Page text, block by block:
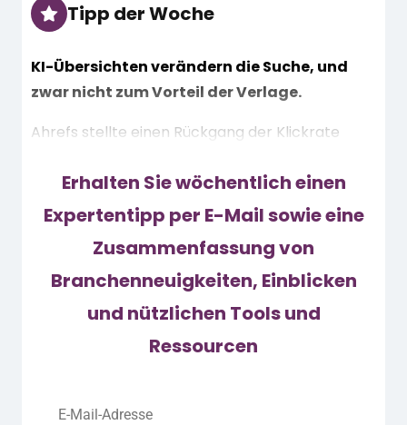
Tipp der Woche
KI-Übersichten verändern die Suche, und
zwar nicht zum Vorteil der Verlage.
Ahrefs stellte einen Rückgang der Klickrate
Keywords fest, wenn KI-Übersichten angezeigt
wurden.
unabhängige Studien zeigen jedoch, dass Nutzer
die Antworten in den Suchergebnissen finden,
was zu Traffic-Verlusten führt.
Daraus ergeben sich wichtige
Erhalten Sie wöchentlich einen
Expertentipp per E-Mail sowie eine
Zusammenfassung von
Branchenneuigkeiten, Einblicken
und nützlichen Tools und
Ressourcen